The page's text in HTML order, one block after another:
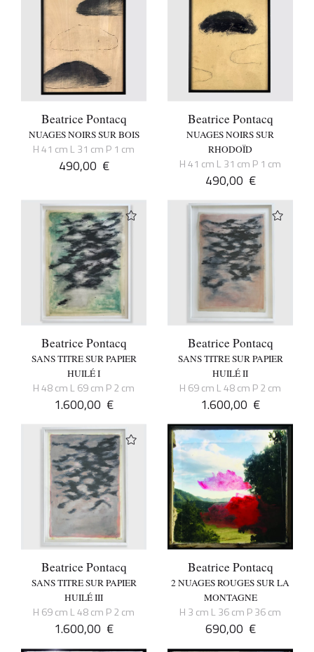
Beatrice Pontacq
NUAGES NOIRS SUR BOIS
H 41 cm L 31 cm P 1 cm
490,00 €
Beatrice Pontacq
NUAGES NOIRS SUR
RHODOÏD
H 41 cm L 31 cm P 1 cm
490,00 €
Beatrice Pontacq
SANS TITRE SUR PAPIER
HUILÉ I
H 48 cm L 69 cm P 2 cm
1.600,00 €
Beatrice Pontacq
SANS TITRE SUR PAPIER
HUILÉ II
H 69 cm L 48 cm P 2 cm
1.600,00 €
Beatrice Pontacq
SANS TITRE SUR PAPIER
HUILÉ III
H 69 cm L 48 cm P 2 cm
1.600,00 €
Beatrice Pontacq
2 NUAGES ROUGES SUR LA
MONTAGNE
H 3 cm L 36 cm P 36 cm
690,00 €